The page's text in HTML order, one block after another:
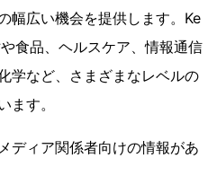
幅広い機会を提供します。Ke
食品、ヘルスケア、情報通信
学など、さまざまなレベルの
ます。
ディア関係者向けの情報があ